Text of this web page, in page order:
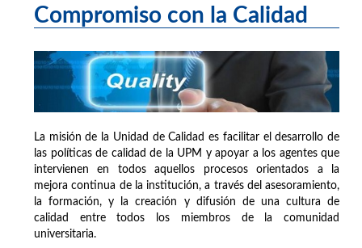
Compromiso con la Calidad
La misión de la Unidad de Calidad es facilitar el desarrollo de
las políticas de calidad de la UPM y apoyar a los agentes que
intervienen en todos aquellos procesos orientados a la
mejora continua de la institución, a través del asesoramiento,
la formación, y la creación y difusión de una cultura de
calidad entre todos los miembros de la comunidad
universitaria.